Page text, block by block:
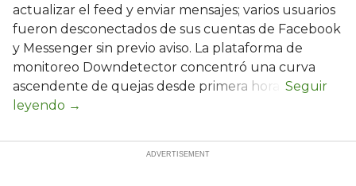
actualizar el feed y enviar mensajes; varios usuarios
fueron desconectados de sus cuentas de Facebook
y Messenger sin previo aviso. La plataforma de
monitoreo Downdetector concentró una curva
ascendente de quejas desde primera hora.